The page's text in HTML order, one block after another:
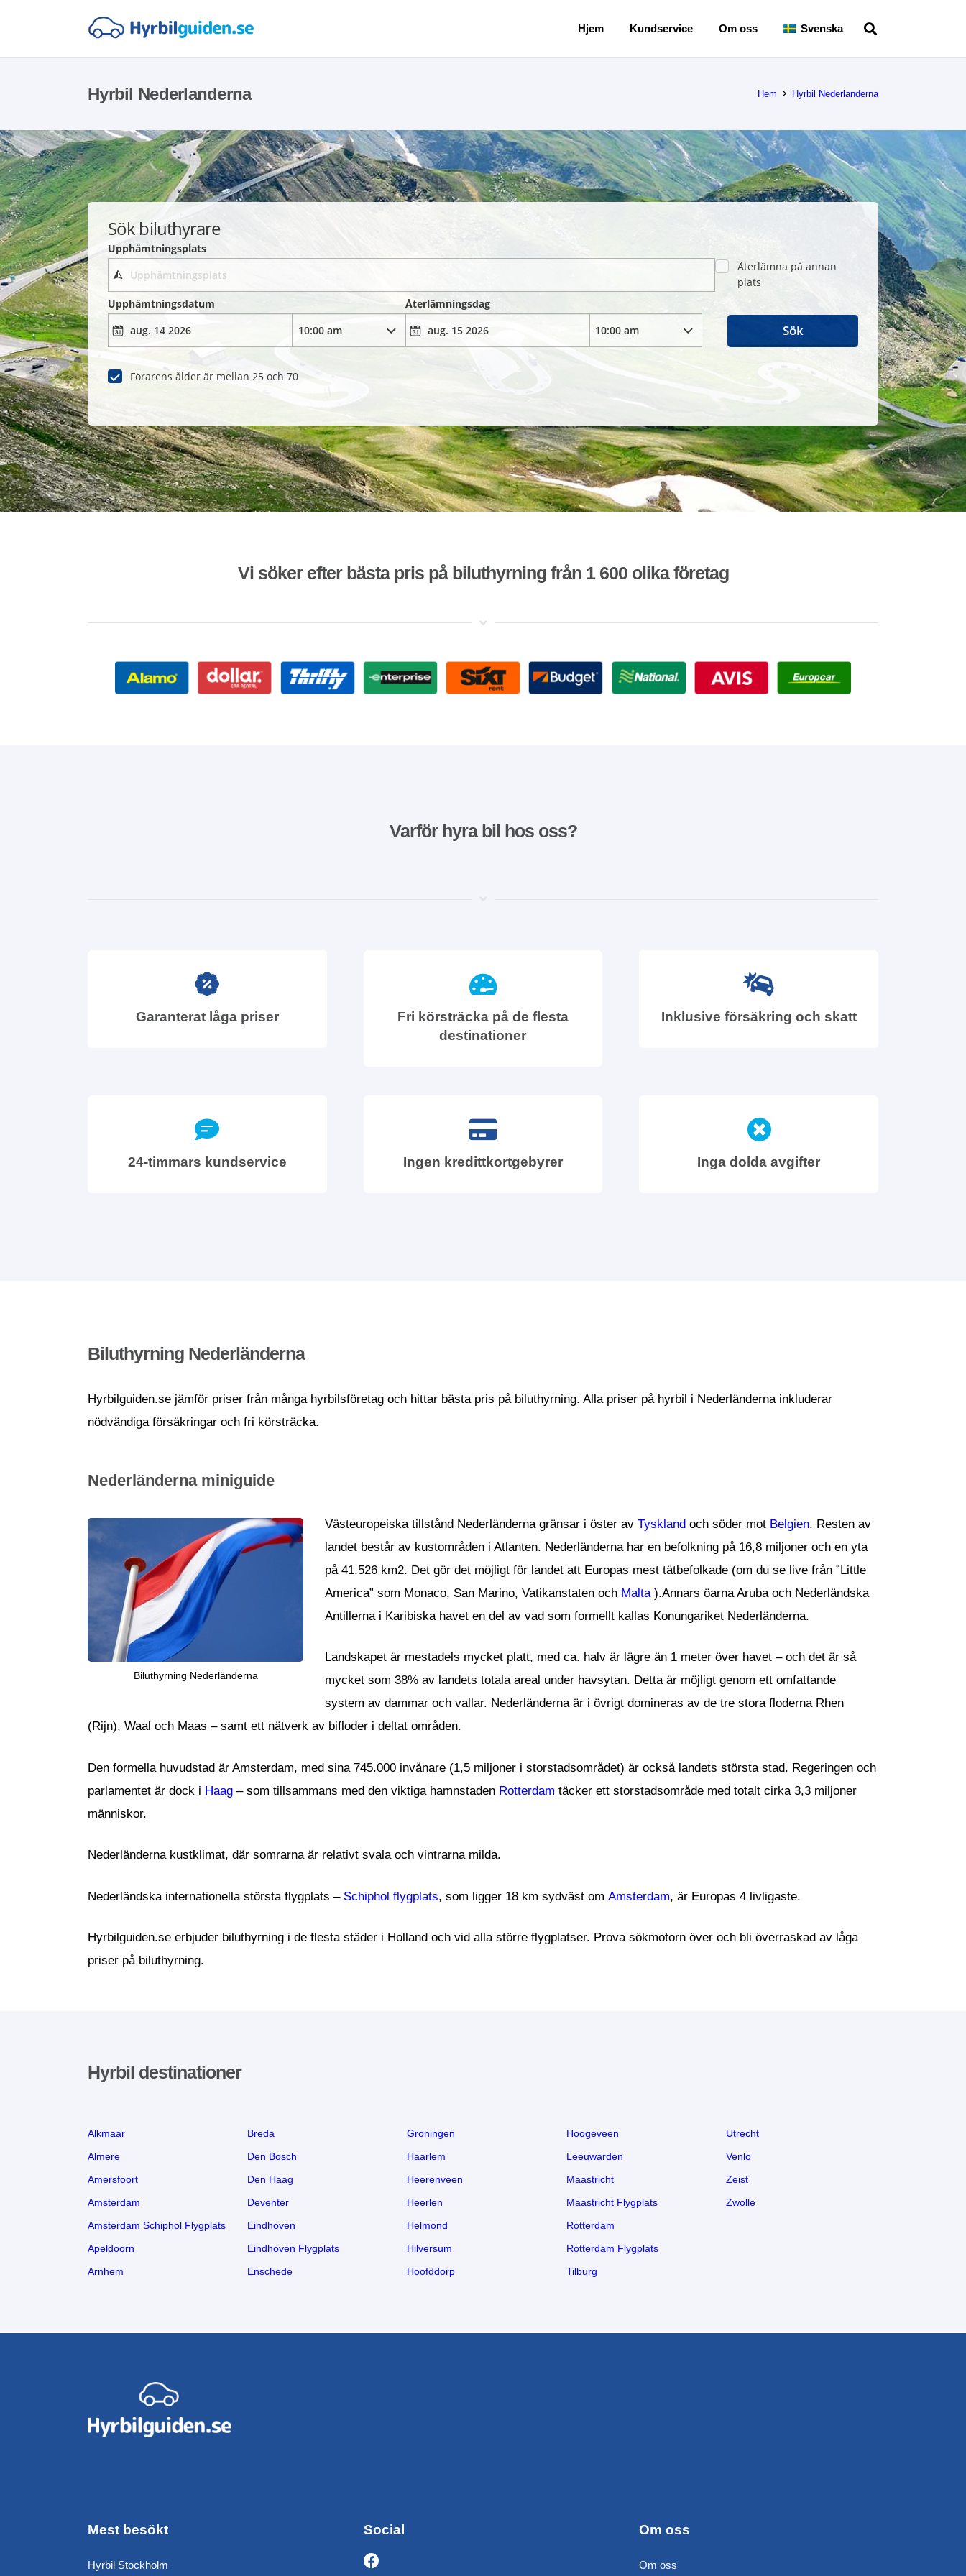
Hjem Kundservice Om oss Svenska
Hyrbil Nederlanderna Hem Hyrbil Nederlanderna
Sök biluthyrare
Upphämtningsplats
Återlämna på annan
plats
Upphämtningsdatum
Återlämningsdag
Förarens ålder är mellan 25 och 70
Sök
Vi söker efter bästa pris på biluthyrning från 1 600 olika företag
Varför hyra bil hos oss?
Garanterat låga priser
Fri körsträcka på de flesta
destinationer
Inklusive försäkring och skatt
24-timmars kundservice Ingen kredittkortgebyrer Inga dolda avgifter
Biluthyrning Nederländerna
Hyrbilguiden.se jämför priser från många hyrbilsföretag och hittar bästa pris på biluthyrning. Alla priser på hyrbil i Nederländerna inkluderar
nödvändiga försäkringar och fri körsträcka.
Nederländerna miniguide
Biluthyrning Nederländerna
Västeuropeiska tillstånd Nederländerna gränsar i öster av Tyskland och söder mot Belgien. Resten av
landet består av kustområden i Atlanten. Nederländerna har en befolkning på 16,8 miljoner och en yta
på 41.526 km2. Det gör det möjligt för landet att Europas mest tätbefolkade (om du se live från ”Little
America” som Monaco, San Marino, Vatikanstaten och Malta).Annars öarna Aruba och Nederländska
Antillerna i Karibiska havet en del av vad som formellt kallas Konungariket Nederländerna.
Landskapet är mestadels mycket platt, med ca. halv är lägre än 1 meter över havet – och det är så
mycket som 38% av landets totala areal under havsytan. Detta är möjligt genom ett omfattande
system av dammar och vallar. Nederländerna är i övrigt domineras av de tre stora floderna Rhen
(Rijn), Waal och Maas – samt ett nätverk av bifloder i deltat områden.
Den formella huvudstad är Amsterdam, med sina 745.000 invånare (1,5 miljoner i storstadsområdet) är också landets största stad. Regeringen och
parlamentet är dock i Haag – som tillsammans med den viktiga hamnstaden Rotterdam täcker ett storstadsområde med totalt cirka 3,3 miljoner
människor.
Nederländerna kustklimat, där somrarna är relativt svala och vintrarna milda.
Nederländska internationella största flygplats – Schiphol flygplats, som ligger 18 km sydväst om Amsterdam, är Europas 4 livligaste.
Hyrbilguiden.se erbjuder biluthyrning i de flesta städer i Holland och vid alla större flygplatser. Prova sökmotorn över och bli överraskad av låga
priser på biluthyrning.
Hyrbil destinationer
Alkmaar
Almere
Amersfoort
Amsterdam
Amsterdam Schiphol Flygplats
Apeldoorn
Arnhem
Breda
Den Bosch
Den Haag
Deventer
Eindhoven
Eindhoven Flygplats
Enschede
Groningen
Haarlem
Heerenveen
Heerlen
Helmond
Hilversum
Hoofddorp
Hoogeveen
Leeuwarden
Maastricht
Maastricht Flygplats
Rotterdam
Rotterdam Flygplats
Tilburg
Utrecht
Venlo
Zeist
Zwolle
Mest besökt
Hyrbil Stockholm
Social Om oss
Om oss